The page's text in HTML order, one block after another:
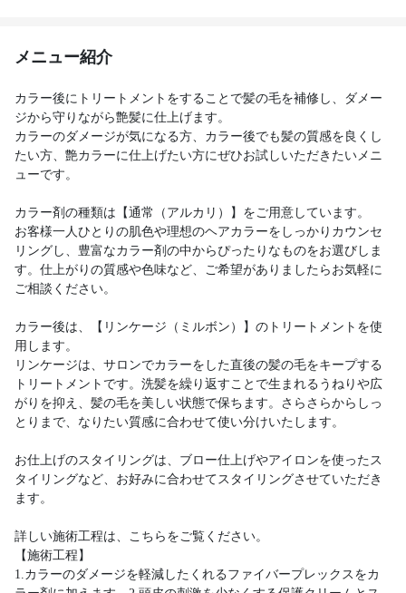
メニュー紹介
カラー後にトリートメントをすることで髪の毛を補修し、ダメー
ジから守りながら艶髪に仕上げます。
カラーのダメージが気になる方、カラー後でも髪の質感を良くし
たい方、艶カラーに仕上げたい方にぜひお試しいただきたいメニ
ューです。
カラー剤の種類は【通常（アルカリ）】をご用意しています。
お客様一人ひとりの肌色や理想のヘアカラーをしっかりカウンセ
リングし、豊富なカラー剤の中からぴったりなものをお選びしま
す。仕上がりの質感や色味など、ご希望がありましたらお気軽に
ご相談ください。
カラー後は、【リンケージ（ミルボン）】のトリートメントを使
用します。
リンケージは、サロンでカラーをした直後の髪の毛をキープする
トリートメントです。洗髪を繰り返すことで生まれるうねりや広
がりを抑え、髪の毛を美しい状態で保ちます。さらさらからしっ
とりまで、なりたい質感に合わせて使い分けいたします。
お仕上げのスタイリングは、ブロー仕上げやアイロンを使ったス
タイリングなど、お好みに合わせてスタイリングさせていただき
ます。
詳しい施術工程は、こちらをご覧ください。
【施術工程】
1.カラーのダメージを軽減したくれるファイバープレックスをカ